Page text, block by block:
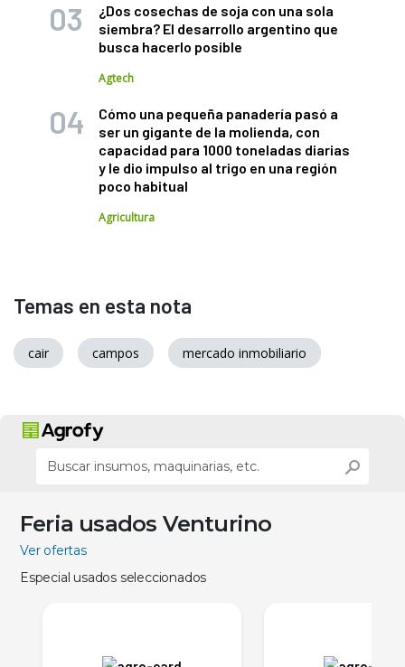
¿Dos cosechas de soja con una sola
siembra? El desarrollo argentino que
busca hacerlo posible
Agtech
Cómo una pequeña panadería pasó a
ser un gigante de la molienda, con
capacidad para 1000 toneladas diarias
y le dio impulso al trigo en una región
poco habitual
Agricultura
Temas en esta nota
cair campos mercado inmobiliario
Feria usados Venturino
Ver ofertas
Especial usados seleccionados